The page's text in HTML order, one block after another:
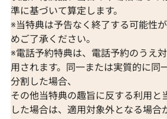
準に基づいて算定します。
※当特典は予告なく終了する可能性
めご了承ください。
※電話予約特典は、電話予約のうえ
用されます。同一または実質的に同
分割した場合、
その他当特典の趣旨に反する利用と
した場合は、適用対象外となる場合